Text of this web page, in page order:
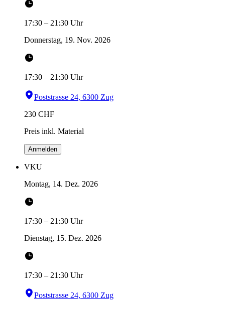
17:30 – 21:30 Uhr
Donnerstag, 19. Nov. 2026
17:30 – 21:30 Uhr
Poststrasse 24, 6300 Zug
230 CHF
Preis inkl. Material
Anmelden
VKU
Montag, 14. Dez. 2026
17:30 – 21:30 Uhr
Dienstag, 15. Dez. 2026
17:30 – 21:30 Uhr
Poststrasse 24, 6300 Zug